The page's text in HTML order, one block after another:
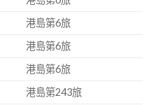
港島第6旅
港島第6旅
港島第6旅
港島第243旅